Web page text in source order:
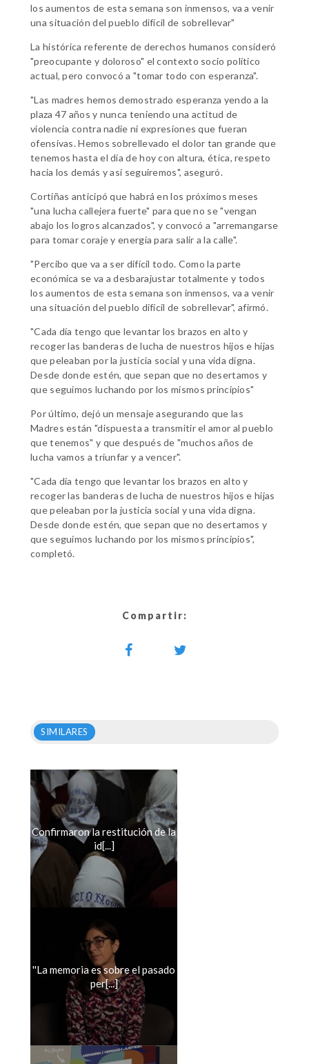
los aumentos de esta semana son inmensos, va a venir
una situación del pueblo difícil de sobrellevar"
La histórica referente de derechos humanos consideró
"preocupante y doloroso" el contexto socio político
actual, pero convocó a "tomar todo con esperanza".
"Las madres hemos demostrado esperanza yendo a la
plaza 47 años y nunca teniendo una actitud de
violencia contra nadie ni expresiones que fueran
ofensivas. Hemos sobrellevado el dolor tan grande que
tenemos hasta el día de hoy con altura, ética, respeto
hacia los demás y así seguiremos", aseguró.
Cortiñas anticipó que habrá en los próximos meses
"una lucha callejera fuerte" para que no se "vengan
abajo los logros alcanzados", y convocó a "arremangarse
para tomar coraje y energía para salir a la calle".
"Percibo que va a ser difícil todo. Como la parte
económica se va a desbarajustar totalmente y todos
los aumentos de esta semana son inmensos, va a venir
una situación del pueblo difícil de sobrellevar", afirmó.
"Cada día tengo que levantar los brazos en alto y
recoger las banderas de lucha de nuestros hijos e hijas
que peleaban por la justicia social y una vida digna.
Desde donde estén, que sepan que no desertamos y
que seguimos luchando por los mismos principios"
Por último, dejó un mensaje asegurando que las
Madres están "dispuesta a transmitir el amor al pueblo
que tenemos" y que después de "muchos años de
lucha vamos a triunfar y a vencer".
"Cada día tengo que levantar los brazos en alto y
recoger las banderas de lucha de nuestros hijos e hijas
que peleaban por la justicia social y una vida digna.
Desde donde estén, que sepan que no desertamos y
que seguimos luchando por los mismos principios",
completó.
Compartir:
SIMILARES
Confirmaron la restitución de la
id[...]
''La memoria es sobre el pasado
per[...]